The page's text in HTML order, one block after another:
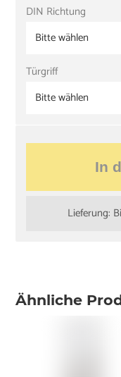
DIN Richtung
Bitte wählen
Türgriff
Bitte wählen
In
Lieferung:
Ähnliche